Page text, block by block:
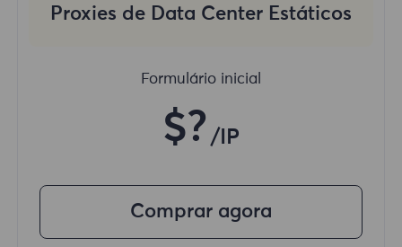
Proxies de Data Center Estáticos
Formulário inicial
$? /IP
Comprar agora